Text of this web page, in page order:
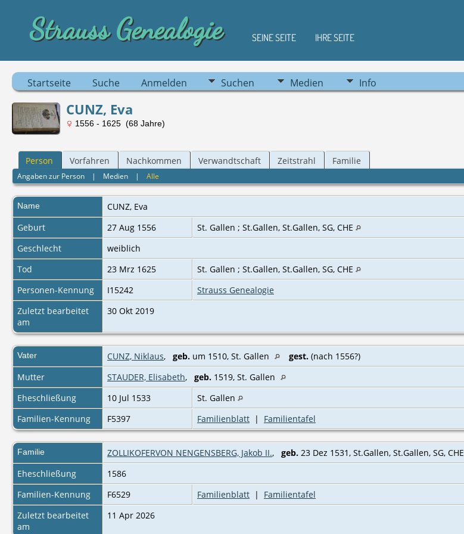
Strauss Genealogie SEINE SEITE IHRE SEITE
Startseite Suche Anmelden Suchen Medien Info
CUNZ, Eva
1556 - 1625 (68 Jahre)
Person Vorfahren Nachkommen Verwandtschaft Zeitstrahl Familie
Angaben zur Person | Medien |Alle
Name CUNZ, Eva
Geburt
27 Aug 1556
St. Gallen ; St.Gallen, St.Gallen, SG, CHE
Geschlecht
weiblich
Tod
23 Mrz 1625
St. Gallen ; St.Gallen, St.Gallen, SG, CHE
Personen-Kennung
I15242
Strauss Genealogie
Zuletzt bearbeitet
am
30 Okt 2019
Vater CUNZ, Niklaus, geb. um 1510, St. Gallen gest. (nach 1556?)
Mutter
STAUDER, Elisabeth, geb. 1519, St. Gallen
Eheschließung
10 Jul 1533
St. Gallen
Familien-Kennung
F5397 Familienblatt | Familientafel
Familie ZOLLIKOFERVON NENGENSBERG, Jakob II., geb. 23 Dez 1531, St.Gallen, St.Gallen, SG, CHE
Eheschließung
1586
Familien-Kennung
F6529 Familienblatt | Familientafel
Zuletzt bearbeitet
am
11 Apr 2026